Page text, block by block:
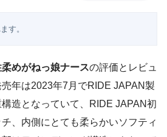
す。
めがねっ娘ナースの評価とレビュ
年は2023年7月でRIDE JAPAN製
造となっていて、RIDE JAPAN初
、内側にとても柔らかいソフティ